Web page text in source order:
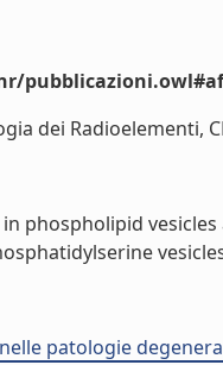
dei Radioelementi,
phospholipid
patologie